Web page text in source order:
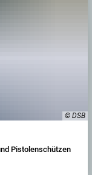
© DSB
Pistolenschützen